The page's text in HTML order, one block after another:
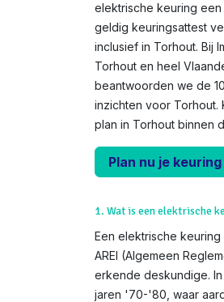
elektrische keuring
geldig keuringsattest
inclusief in Torhout. Bij
Torhout en heel
beantwoorden we de
inzichten voor Torhout.
plan in Torhout binnen
Plan nu je
1. Wat is een elektrische
Een elektrische
AREI (Algemeen
erkende deskundige.
jaren '70-'80, waar